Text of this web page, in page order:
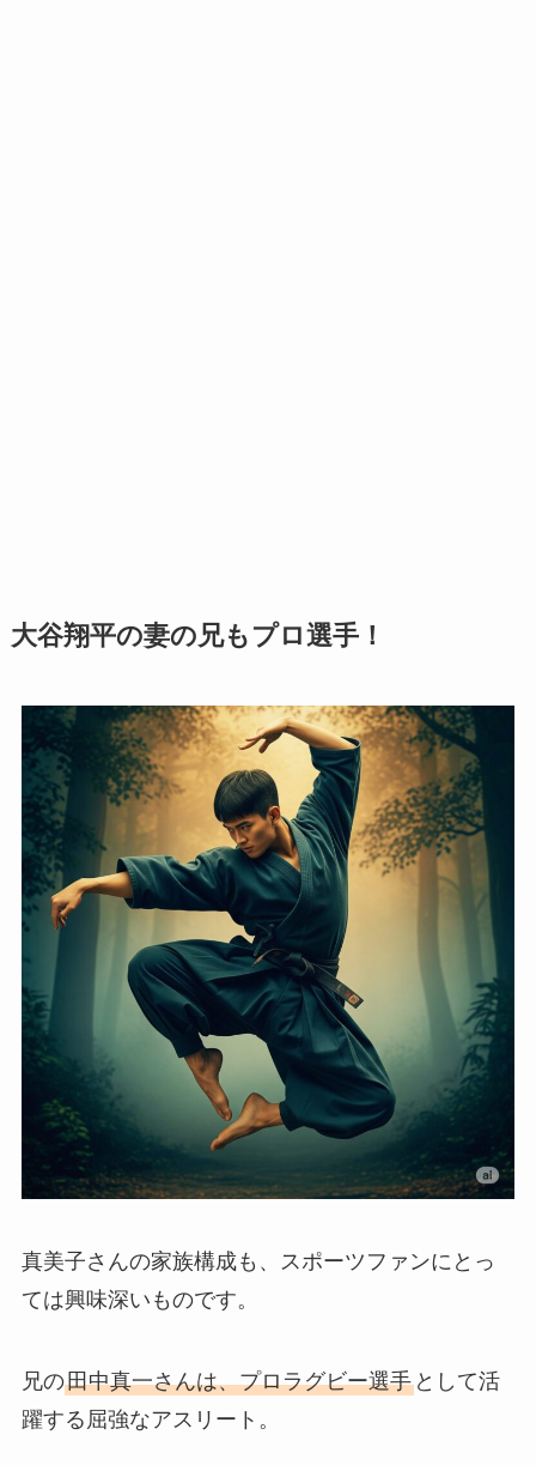
大谷翔平の妻の兄もプロ選手！
真美子さんの家族構成も、スポーツファンにとっ
ては興味深いものです。
兄の田中真一さんは、プロラグビー選手として活
躍する屈強なアスリート。